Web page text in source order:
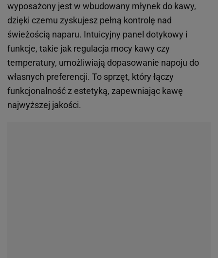
wyposażony jest w wbudowany młynek do kawy,
dzięki czemu zyskujesz pełną kontrolę nad
świeżością naparu. Intuicyjny panel dotykowy i
funkcje, takie jak regulacja mocy kawy czy
temperatury, umożliwiają dopasowanie napoju do
własnych preferencji. To sprzęt, który łączy
funkcjonalność z estetyką, zapewniając kawę
najwyższej jakości.